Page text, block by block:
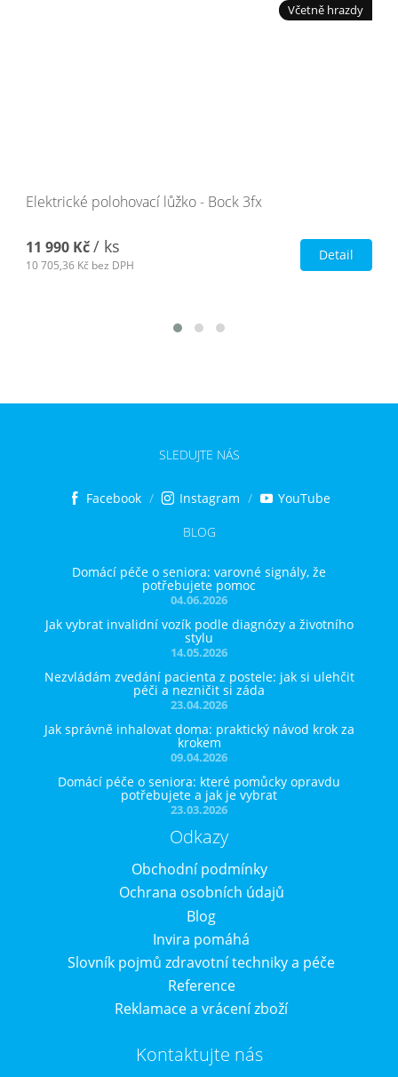
Včetně hrazdy
Elektrické polohovací lůžko - Bock 3fx
11 990 Kč/ ks
10 705,36 Kč bez DPH
Detail
SLEDUJTE NÁS
Facebook Instagram
YouTube
BLOG
04.06.2026
Domácí péče o seniora: varovné signály, že
potřebujete pomoc
14.05.2026
Jak vybrat invalidní vozík podle diagnózy a životního
stylu
23.04.2026
Nezvládám zvedání pacienta z postele: jak si ulehčit
péči a nezničit si záda
09.04.2026
Jak správně inhalovat doma: praktický návod krok za
krokem
23.03.2026
Domácí péče o seniora: které pomůcky opravdu
potřebujete a jak je vybrat
Odkazy
Obchodní podmínky
Ochrana osobních údajů
Blog
Invira pomáhá
Slovník pojmů zdravotní techniky a péče
Reference
Reklamace a vrácení zboží
Kontaktujte nás